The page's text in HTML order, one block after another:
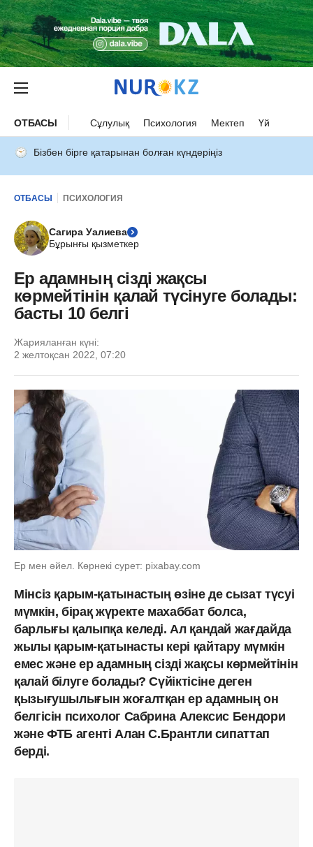
ОТБАСЫ Сұлулық Психология Мектеп Үй
Бізбен бірге қатарынан болған күндеріңіз
ОТБАСЫ ПСИХОЛОГИЯ
Сагира Уалиева
Бұрынғы қызметкер
Ер адамның сізді жақсы
көрмейтінін қалай түсінуге болады:
басты 10 белгі
Жарияланған күні:
2 желтоқсан 2022, 07:20
Ер мен әйел. Көрнекі сурет: pixabay.com
Мінсіз қарым-қатынастың өзіне де сызат түсуі
мүмкін, бірақ жүректе махаббат болса,
барлығы қалыпқа келеді. Ал қандай жағдайда
жылы қарым-қатынасты кері қайтару мүмкін
емес және ер адамның сізді жақсы көрмейтінін
қалай білуге болады? Сүйіктісіне деген
қызығушылығын жоғалтқан ер адамның он
белгісін психолог Сабрина Алексис Бендори
және ФТБ агенті Алан С.Брантли сипаттап
берді.